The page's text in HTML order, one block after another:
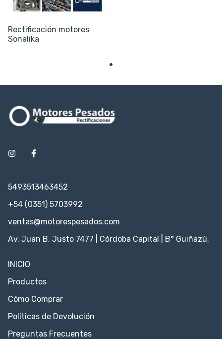
Rectificación motores
Sonalika
5493513463452
+54 (0351) 5703992
ventas@motorespesados.com
Av. Juan B. Justo 7477 | Córdoba Capital | B° Guiñazú.
INICIO
Productos
Cómo Comprar
Políticas de Devolución
Preguntas Frecuentes